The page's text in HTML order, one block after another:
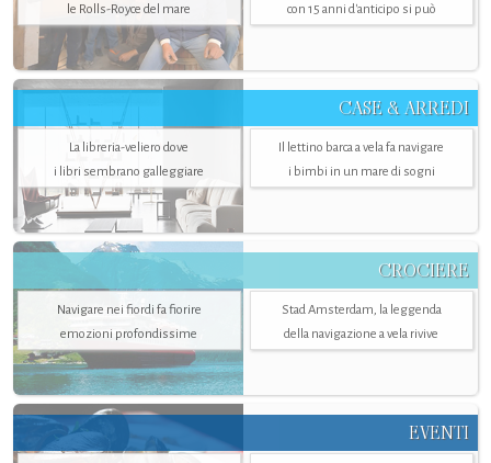
le Rolls-Royce del mare
con 15 anni d'anticipo si può
CASE & ARREDI
La libreria-veliero dove
i libri sembrano galleggiare
Il lettino barca a vela fa navigare
i bimbi in un mare di sogni
CROCIERE
Navigare nei fiordi fa fiorire
emozioni profondissime
Stad Amsterdam, la leggenda
della navigazione a vela rivive
EVENTI